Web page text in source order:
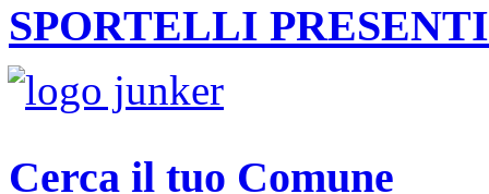
SPORTELLI
Cerca il tuo Comune